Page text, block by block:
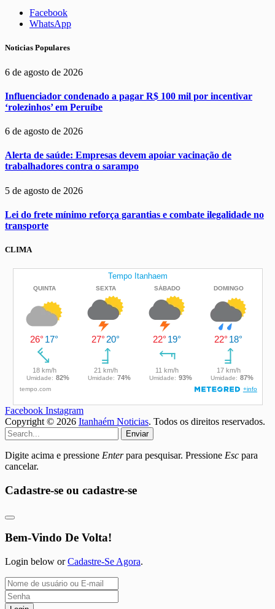
Facebook
WhatsApp
Noticias Populares
6 de agosto de 2026
Influenciador condenado a pagar R$ 100 mil por incentivar
‘rolezinhos’ em Peruíbe
6 de agosto de 2026
Alerta de saúde: Empresas devem apoiar vacinação de
trabalhadores contra o sarampo
5 de agosto de 2026
Lei do frete mínimo reforça garantias e combate ilegalidade no
transporte
CLIMA
Facebook Instagram
Copyright © 2026 Itanhaém Noticias. Todos os direitos reservados.
Enviar
Digite acima e pressione Enterpara pesquisar. Pressione Esc para
cancelar.
Cadastre-se ou cadastre-se
Bem-Vindo De Volta!
Login below orCadastre-Se Agora.